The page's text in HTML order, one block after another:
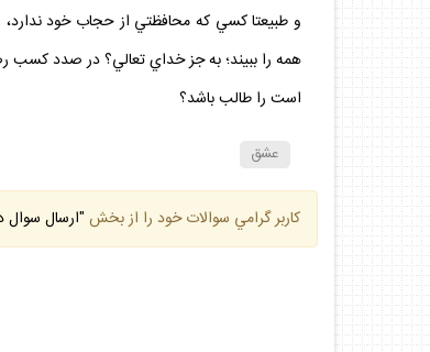
و طبيعتا كسي كه محافظتي از حجاب خود
همه را ببيند؛ به جز خداي تعالي؟ در صدد كسب
است را طالب باشد؟
عشق
كاربر گرامي سوالات خود را از بخش "ارسال سوال